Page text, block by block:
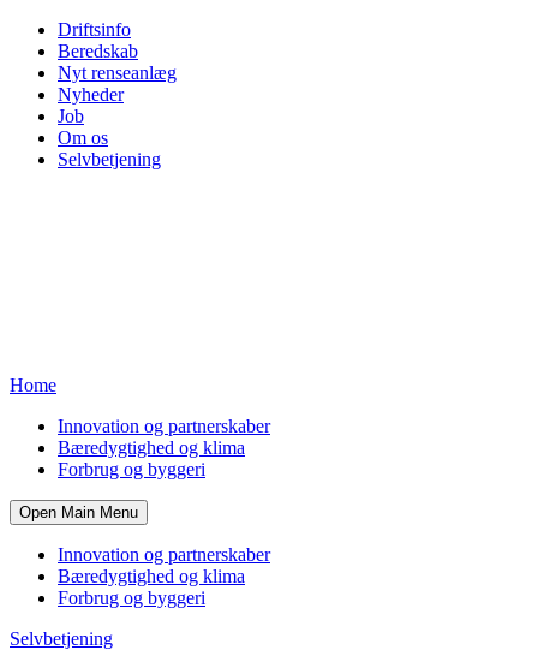
Driftsinfo
Beredskab
Nyt renseanlæg
Nyheder
Job
Om os
Selvbetjening
Home
Innovation og partnerskaber
Bæredygtighed og klima
Forbrug og byggeri
Open Main Menu
Innovation og partnerskaber
Bæredygtighed og klima
Forbrug og byggeri
Selvbetjening